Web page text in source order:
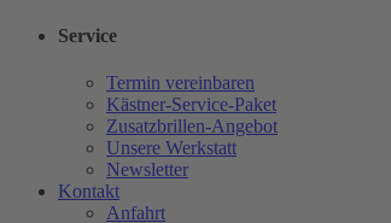
Service
Termin vereinbaren
Kästner-Service-Paket
Zusatzbrillen-Angebot
Unsere Werkstatt
Newsletter
Kontakt
Anfahrt